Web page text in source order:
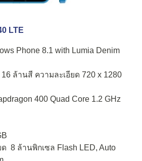
LTE
Phone 8.1 with Lumia Denim
ล้านสี ความละเอียด 720 x 1280
400 Quad Core 1.2 GHz
8 ล้านพิกเซล Flash LED, Auto